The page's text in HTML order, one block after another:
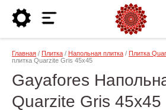
Главная / Плитка / Напольная плитка / Плитка
плитка Quarzite Gris 45x45
Gayafores
Quarzite Gris 45x45